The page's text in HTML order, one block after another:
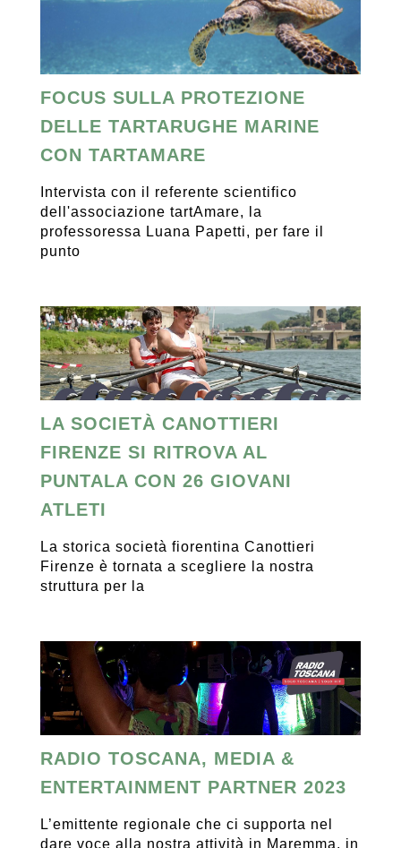
FOCUS SULLA PROTEZIONE
DELLE TARTARUGHE MARINE
CON TARTAMARE
Intervista con il referente scientifico
dell'associazione tartAmare, la
professoressa Luana Papetti, per fare il
punto
LA SOCIETÀ CANOTTIERI
FIRENZE SI RITROVA AL
PUNTALA CON 26 GIOVANI
ATLETI
La storica società fiorentina Canottieri
Firenze è tornata a scegliere la nostra
struttura per la
RADIO TOSCANA, MEDIA &
ENTERTAINMENT PARTNER 2023
L’emittente regionale che ci supporta nel
dare voce alla nostra attività in Maremma, in